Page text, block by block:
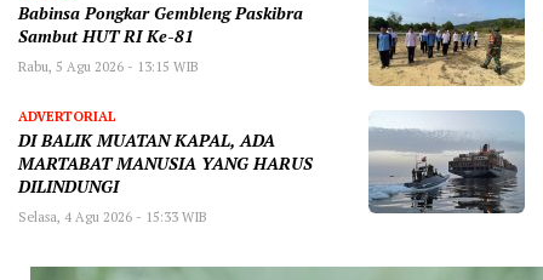
Babinsa Pongkar Gembleng Paskibra
Sambut HUT RI Ke-81
Rabu, 5 Agu 2026 - 13:15 WIB
ADVERTORIAL
DI BALIK MUATAN KAPAL, ADA
MARTABAT MANUSIA YANG HARUS
DILINDUNGI
Selasa, 4 Agu 2026 - 15:33 WIB